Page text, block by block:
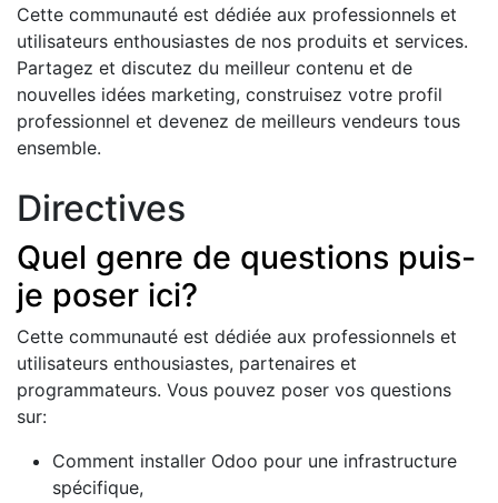
Cette communauté est dédiée aux professionnels et
utilisateurs enthousiastes de nos produits et services.
Partagez et discutez du meilleur contenu et de
nouvelles idées marketing, construisez votre profil
professionnel et devenez de meilleurs vendeurs tous
ensemble.
Directives
Quel genre de questions puis-
je poser ici?
Cette communauté est dédiée aux professionnels et
utilisateurs enthousiastes, partenaires et
programmateurs. Vous pouvez poser vos questions
sur:
Comment installer Odoo pour une infrastructure
spécifique,